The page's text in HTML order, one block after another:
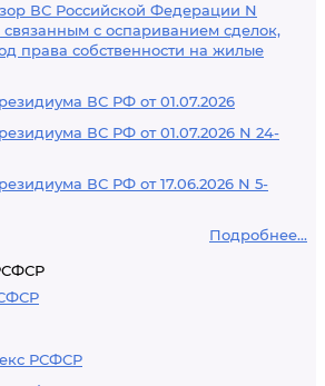
ВС Российской Федерации N
связанным с оспариванием сделок,
права собственности на жилые
ВС РФ от 01.07.2026
ВС РФ от 01.07.2026 N 24-
ВС РФ от 17.06.2026 N 5-
Подробнее...
РСФСР